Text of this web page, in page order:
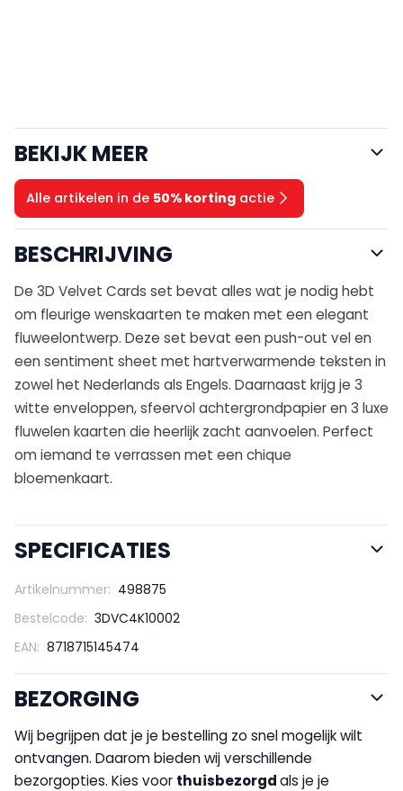
BEKIJK MEER
Alle artikelen in de 50% korting actie
BESCHRIJVING
De 3D Velvet Cards set bevat alles wat je nodig hebt
om fleurige wenskaarten te maken met een elegant
fluweelontwerp. Deze set bevat een push-out vel en
een sentiment sheet met hartverwarmende teksten in
zowel het Nederlands als Engels. Daarnaast krijg je 3
witte enveloppen, sfeervol achtergrondpapier en 3 luxe
fluwelen kaarten die heerlijk zacht aanvoelen. Perfect
om iemand te verrassen met een chique
bloemenkaart.
SPECIFICATIES
Artikelnummer: 498875
Bestelcode: 3DVC4K10002
EAN: 8718715145474
BEZORGING
Wij begrijpen dat je je bestelling zo snel mogelijk wilt
ontvangen. Daarom bieden wij verschillende
bezorgopties. Kies voor thuisbezorgdals je je